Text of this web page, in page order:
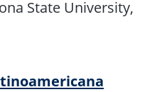
State University,